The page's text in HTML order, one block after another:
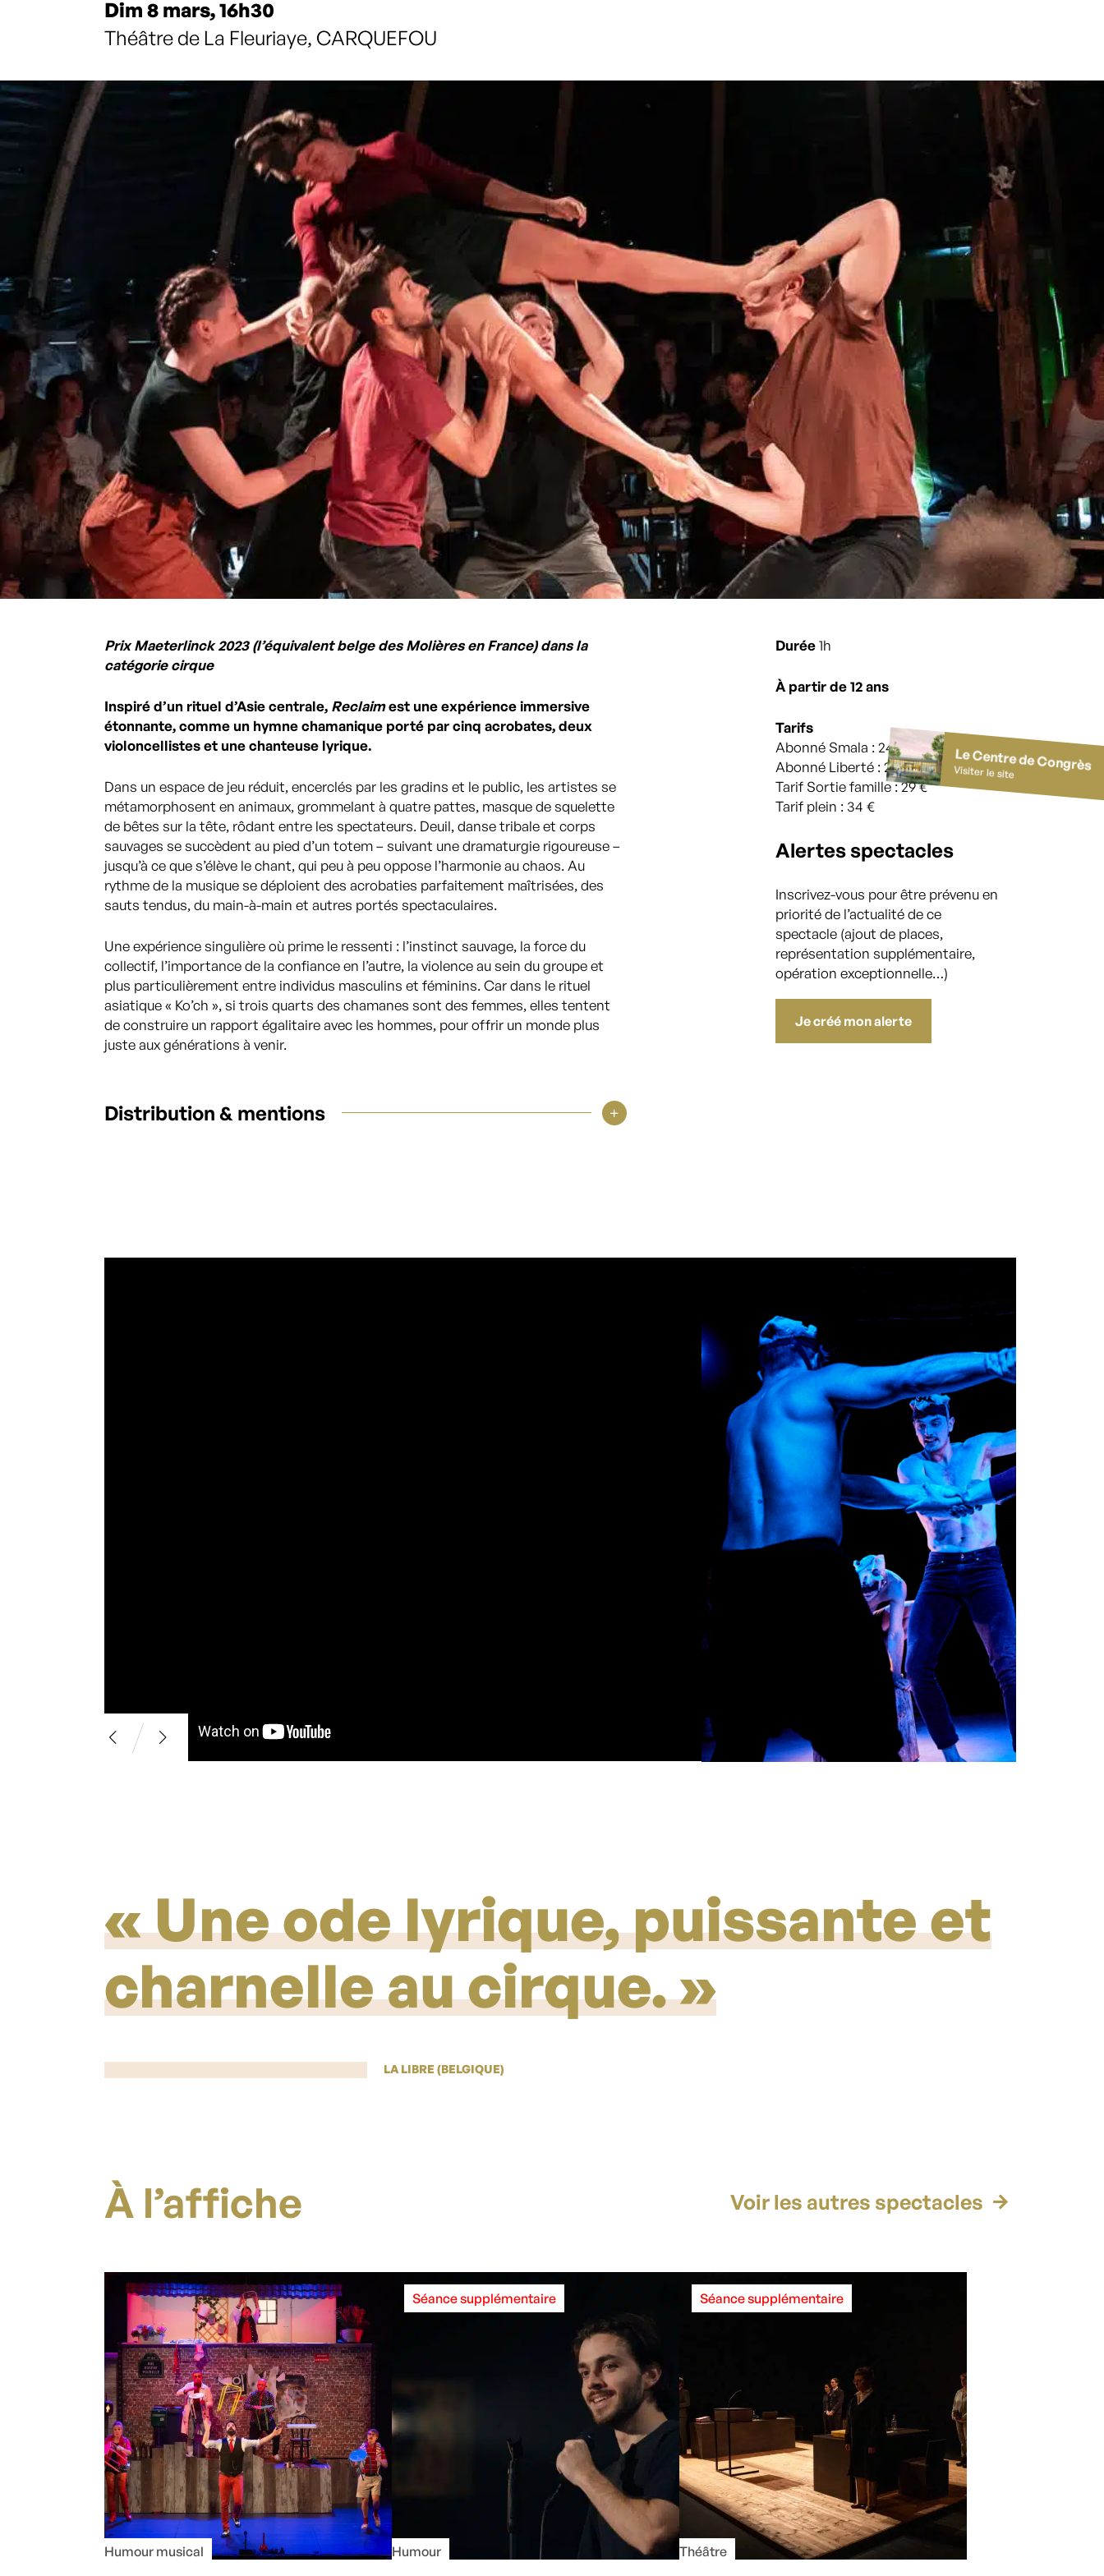
Le Centre de Congrès
Visiter le site
Dim 8 mars, 16h30
Théâtre de La Fleuriaye, CARQUEFOU
Prix Maeterlinck 2023 (l’équivalent belge des Molières en France) dans la
catégorie cirque
Inspiré d’un rituel d’Asie centrale, Reclaimest une expérience immersive
étonnante, comme un hymne chamanique porté par cinq acrobates, deux
violoncellistes et une chanteuse lyrique.
Dans un espace de jeu réduit, encerclés par les gradins et le public, les artistes se
métamorphosent en animaux, grommelant à quatre pattes, masque de squelette
de bêtes sur la tête, rôdant entre les spectateurs. Deuil, danse tribale et corps
sauvages se succèdent au pied d’un totem – suivant une dramaturgie rigoureuse –
jusqu’à ce que s’élève le chant, qui peu à peu oppose l’harmonie au chaos. Au
rythme de la musique se déploient des acrobaties parfaitement maîtrisées, des
sauts tendus, du main-à-main et autres portés spectaculaires.
Une expérience singulière où prime le ressenti : l’instinct sauvage, la force du
collectif, l’importance de la confiance en l’autre, la violence au sein du groupe et
plus particulièrement entre individus masculins et féminins. Car dans le rituel
asiatique « Ko’ch », si trois quarts des chamanes sont des femmes, elles tentent
de construire un rapport égalitaire avec les hommes, pour offrir un monde plus
juste aux générations à venir.
Distribution & mentions
Durée1h
À partir de 12 ans
Tarifs
Abonné Smala : 24 €
Abonné Liberté : 29 €
Tarif Sortie famille : 29 €
Tarif plein : 34 €
Alertes spectacles
Inscrivez-vous pour être prévenu en
priorité de l’actualité de ce
spectacle (ajout de places,
représentation supplémentaire,
opération exceptionnelle…)
Je créé mon alerte
Une ode lyrique, puissante et
charnelle au cirque.
LA LIBRE (BELGIQUE)
À l’affiche Voir les autres spectacles
Humour musical Humour
Séance supplémentaire
Théâtre
Séance supplémentaire